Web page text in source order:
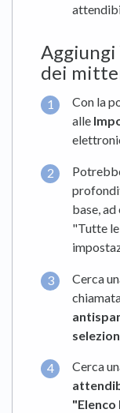
Aggiungi
dei
Con la
alle
base,
"Tutte
Cerca
Cerca
"Elenco